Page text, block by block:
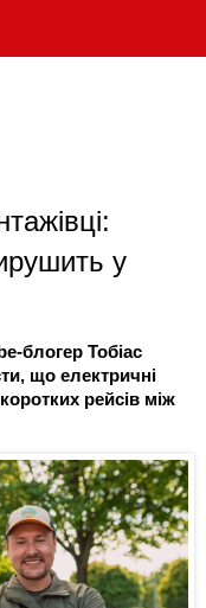
у
блогер Тобіас
що електричні
рейсів між